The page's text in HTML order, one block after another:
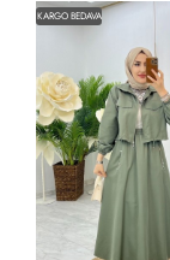
KARGO BEDAVA